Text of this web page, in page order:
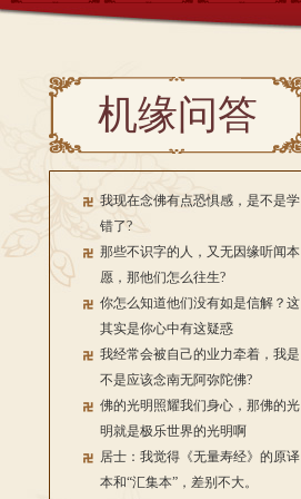
机缘问答
我现在念佛有点恐惧感，是不是学
错了?
那些不识字的人，又无因缘听闻本
愿，那他们怎么往生?
你怎么知道他们没有如是信解？这
其实是你心中有这疑惑
我经常会被自己的业力牵着，我是
不是应该念南无阿弥陀佛?
佛的光明照耀我们身心，那佛的光
明就是极乐世界的光明啊
居士：我觉得《无量寿经》的原译
本和“汇集本”，差别不大。